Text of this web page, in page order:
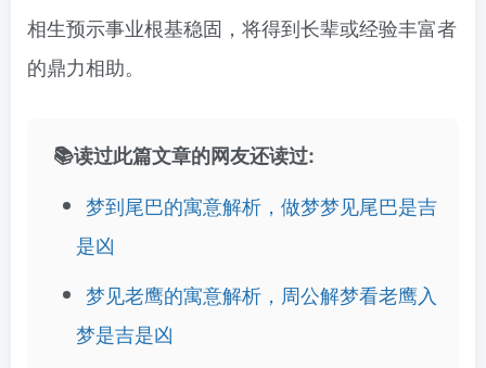
相生预示事业根基稳固，将得到长辈或经验丰富者
的鼎力相助。
📚读过此篇文章的网友还读过:
梦到尾巴的寓意解析，做梦梦见尾巴是吉
是凶
梦见老鹰的寓意解析，周公解梦看老鹰入
梦是吉是凶